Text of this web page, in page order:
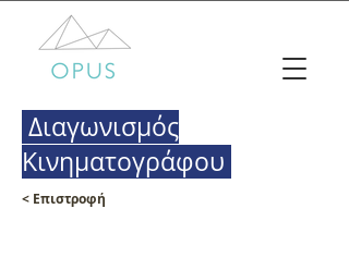
Διαγωνισμός
Κινηματογράφου
< Επιστροφή